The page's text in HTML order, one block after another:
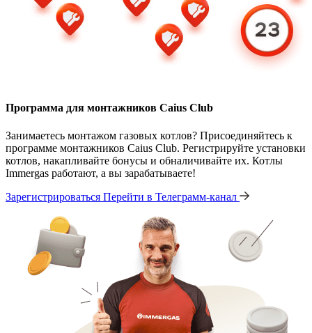
Программа для монтажников Caius Club
Занимаетесь монтажом газовых котлов? Присоединяйтесь к
программе монтажников Caius Club. Регистрируйте установки
котлов, накапливайте бонусы и обналичивайте их. Котлы
Immergas работают, а вы зарабатываете!
Зарегистрироваться Перейти в Телеграмм-канал